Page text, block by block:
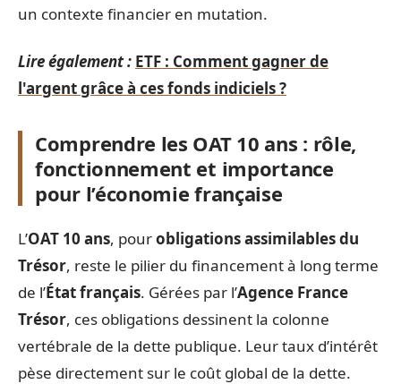
un contexte financier en mutation.
Lire également : ETF : Comment gagner de
l'argent grâce à ces fonds indiciels ?
Comprendre les OAT 10 ans : rôle,
fonctionnement et importance
pour l’économie française
L’OAT 10 ans, pourobligations assimilables du
Trésor, reste le pilier du financement à long terme
de l’État français. Gérées par l’Agence France
Trésor, ces obligations dessinent la colonne
vertébrale de la dette publique. Leur taux d’intérêt
pèse directement sur le coût global de la dette.